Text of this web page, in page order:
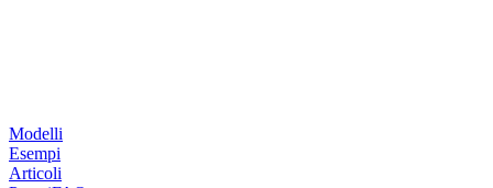
Modelli
Esempi
Articoli